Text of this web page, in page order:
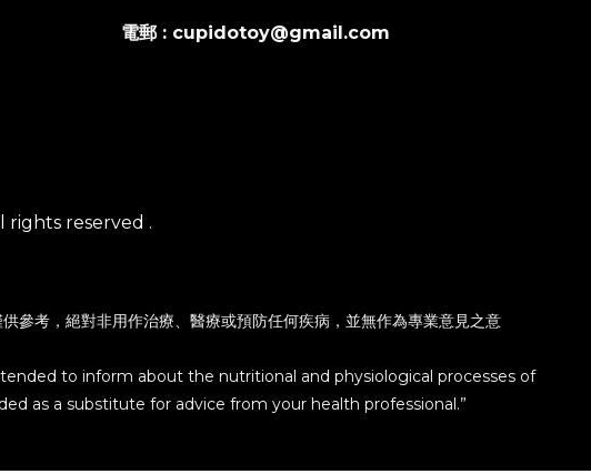
電郵 : cupidotoy@gmail.com
rights reserved .
參考，絕對非用作治療、醫療或預防任何疾病，並無作為專業意見之意
to inform about the nutritional and physiological processes of
as a substitute for advice from your health professional.”